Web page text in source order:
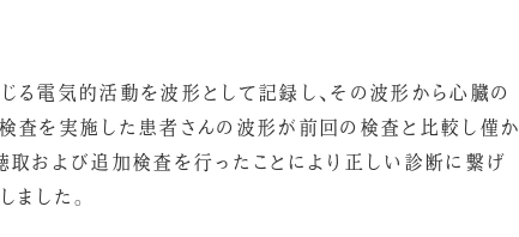
る電気的活動を波形として記録し、その波形から心臓の
査を実施した患者さんの波形が前回の検査と比較し僅か
取および追加検査を行ったことにより正しい診断に繋げ
ました。